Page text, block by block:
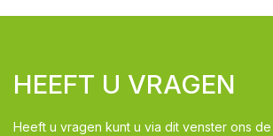
HEEFT U VRAGEN
Heeft u vragen kunt u via dit venster ons